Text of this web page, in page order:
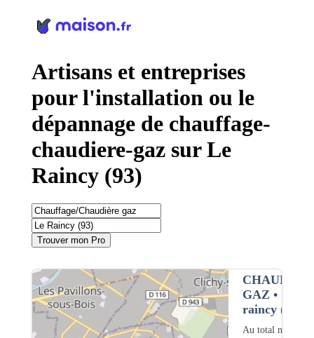
Artisans et entreprises
pour l'installation ou le
dépannage de chauffage-
chaudiere-gaz sur Le
Raincy (93)
Trouver mon Pro
GAZ •
raincy (93)
Au total nous